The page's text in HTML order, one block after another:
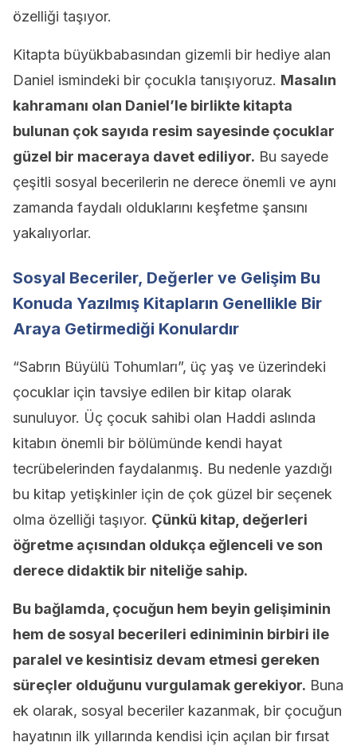
özelliği taşıyor.
Kitapta büyükbabasından gizemli bir hediye alan
Daniel ismindeki bir çocukla tanışıyoruz. Masalın
kahramanı olan Daniel’le birlikte kitapta
bulunan çok sayıda resim sayesinde çocuklar
güzel bir maceraya davet ediliyor. Bu sayede
çeşitli sosyal becerilerin ne derece önemli ve aynı
zamanda faydalı olduklarını keşfetme şansını
yakalıyorlar.
Sosyal Beceriler, Değerler ve Gelişim Bu
Konuda Yazılmış Kitapların Genellikle Bir
Araya Getirmediği Konulardır
“Sabrın Büyülü Tohumları”, üç yaş ve üzerindeki
çocuklar için tavsiye edilen bir kitap olarak
sunuluyor. Üç çocuk sahibi olan Haddi aslında
kitabın önemli bir bölümünde kendi hayat
tecrübelerinden faydalanmış. Bu nedenle yazdığı
bu kitap yetişkinler için de çok güzel bir seçenek
olma özelliği taşıyor. Çünkü kitap, değerleri
öğretme açısından oldukça eğlenceli ve son
derece didaktik bir niteliğe sahip.
Bu bağlamda, çocuğun hem beyin gelişiminin
hem de sosyal becerileri ediniminin birbiri ile
paralel ve kesintisiz devam etmesi gereken
süreçler olduğunu vurgulamak gerekiyor. Buna
ek olarak, sosyal beceriler kazanmak, bir çocuğun
hayatının ilk yıllarında kendisi için açılan bir fırsat